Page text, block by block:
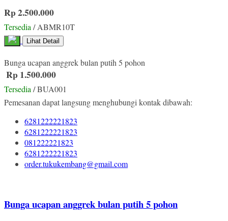
Rp 2.500.000
Tersedia / ABMR10T
Lihat Detail
Bunga ucapan anggrek bulan putih 5 pohon
Rp 1.500.000
Tersedia / BUA001
Pemesanan dapat langsung menghubungi kontak dibawah:
6281222221823
6281222221823
081222221823
6281222221823
order.tukukembang@gmail.com
Bunga ucapan anggrek bulan putih 5 pohon